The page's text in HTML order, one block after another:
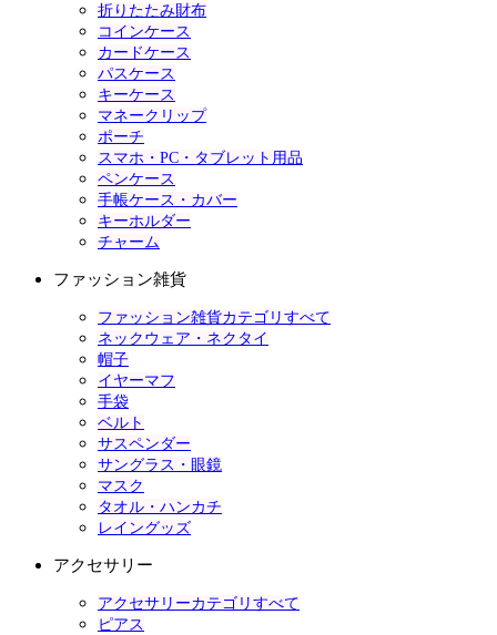
折りたたみ財布
コインケース
カードケース
パスケース
キーケース
マネークリップ
ポーチ
スマホ・PC・タブレット用品
ペンケース
手帳ケース・カバー
キーホルダー
チャーム
ファッション雑貨
ファッション雑貨カテゴリすべて
ネックウェア・ネクタイ
帽子
イヤーマフ
手袋
ベルト
サスペンダー
サングラス・眼鏡
マスク
タオル・ハンカチ
レイングッズ
アクセサリー
アクセサリーカテゴリすべて
ピアス